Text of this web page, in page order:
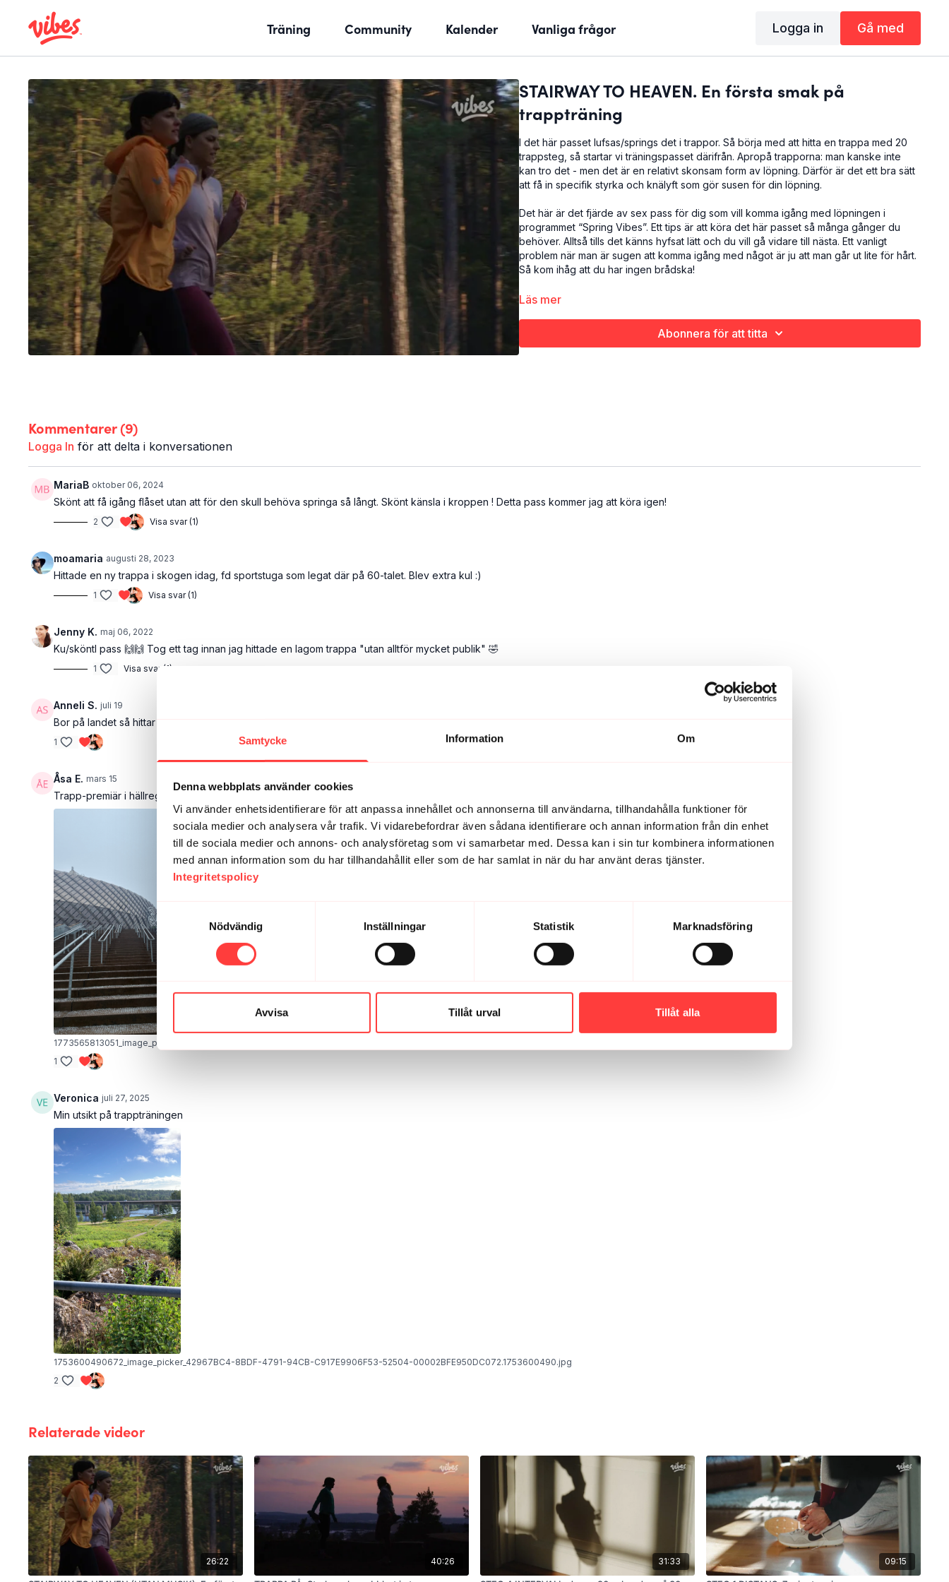
Samtycke Information Om
Denna webbplats använder cookies
Vi använder enhetsidentifierare för att anpassa innehållet och annonserna till användarna, tillhandahålla funktioner för
sociala medier och analysera vår trafik. Vi vidarebefordrar även sådana identifierare och annan information från din enhet
till de sociala medier och annons- och analysföretag som vi samarbetar med. Dessa kan i sin tur kombinera informationen
med annan information som du har tillhandahållit eller som de har samlat in när du har använt deras tjänster.
Integritetspolicy
Samtyckesval
Nödvändig
Inställningar Statistik Marknadsföring
Avvisa Tillåt urval Tillåt alla
Träning Community Kalender Vanliga frågor Logga in Gå med
STAIRWAY TO HEAVEN. En första smak på
trappträning
I det här passet lufsas/springs det i trappor. Så börja med att hitta en trappa med 20
trappsteg, så startar vi träningspasset därifrån. Apropå trapporna: man kanske inte
kan tro det - men det är en relativt skonsam form av löpning. Därför är det ett bra sätt
att få in specifik styrka och knälyft som gör susen för din löpning.
Det här är det fjärde av sex pass för dig som vill komma igång med löpningen i
programmet “Spring Vibes”. Ett tips är att köra det här passet så många gånger du
behöver. Alltså tills det känns hyfsat lätt och du vill gå vidare till nästa. Ett vanligt
problem när man är sugen att komma igång med något är ju att man går ut lite för hårt.
Så kom ihåg att du har ingen brådska!
Det här är: Stairway to heaven
Läs mer
Abonnera för att titta
Kommentarer (9)
Logga In för att delta i konversationen
MariaB oktober 06, 2024
Skönt att få igång flåset utan att för den skull behöva springa så långt. Skönt känsla i kroppen ! Detta pass kommer jag att köra igen!
2 Visa svar (1)
moamaria augusti 28, 2023
Hittade en ny trappa i skogen idag, fd sportstuga som legat där på 60-talet. Blev extra kul :)
1 Visa svar (1)
Jenny K. maj 06, 2022
Ku/sköntl pass 🙌🙌 Tog ett tag innan jag hittade en lagom trappa "utan alltför mycket publik" 🤣
1 Visa svar (1)
Anneli S. juli 19
Bor på landet så hittar inga trappor. Det fick bli en brant backe istället 😊
1
Åsa E. mars 15
Trapp-premiär i hällregn 💦💪
1773565813051_image_picker_24ED5749-CEB7-4197-9B01-21553C163974-27336-0000043C615B75F2.1773565813.jpg
1
Veronica juli 27, 2025
Min utsikt på trappträningen
1753600490672_image_picker_42967BC4-8BDF-4791-94CB-C917E9906F53-52504-00002BFE950DC072.1753600490.jpg
2
Relaterade videor
26:22 40:26 31:33 09:15